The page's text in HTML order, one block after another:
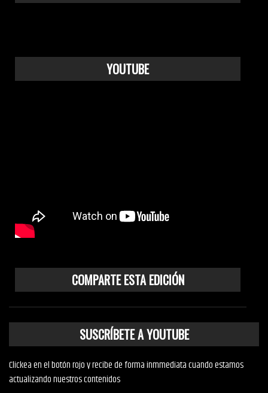
YOUTUBE
COMPARTE ESTA EDICIÓN
SUSCRÍBETE A YOUTUBE
Clickea en el botón rojo y recibe de forma inmmediata cuando estamos
actualizando nuestros contenidos